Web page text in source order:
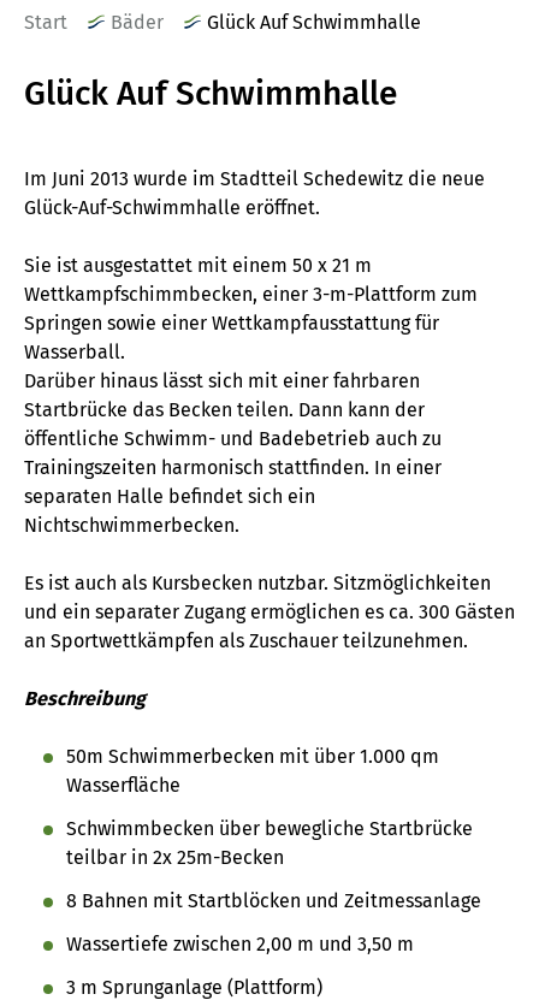
Start Bäder Glück Auf Schwimmhalle
Glück Auf Schwimmhalle
Im Juni 2013 wurde im Stadtteil Schedewitz die neue
Glück-Auf-Schwimmhalle eröffnet.
Sie ist ausgestattet mit einem 50 x 21 m
Wettkampfschimmbecken, einer 3-m-Plattform zum
Springen sowie einer Wettkampfausstattung für
Wasserball.
Darüber hinaus lässt sich mit einer fahrbaren
Startbrücke das Becken teilen. Dann kann der
öffentliche Schwimm- und Badebetrieb auch zu
Trainingszeiten harmonisch stattfinden. In einer
separaten Halle befindet sich ein
Nichtschwimmerbecken.
Es ist auch als Kursbecken nutzbar. Sitzmöglichkeiten
und ein separater Zugang ermöglichen es ca. 300 Gästen
an Sportwettkämpfen als Zuschauer teilzunehmen.
Beschreibung
50m Schwimmerbecken mit über 1.000 qm
Wasserfläche
Schwimmbecken über bewegliche Startbrücke
teilbar in 2x 25m-Becken
8 Bahnen mit Startblöcken und Zeitmessanlage
Wassertiefe zwischen 2,00 m und 3,50 m
3 m Sprunganlage (Plattform)